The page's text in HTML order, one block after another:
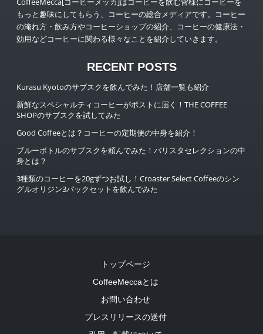
もっと趣味にしてもらう、コーヒーの総合メディアです。コーヒー
の淹れ方・飲み方やコーヒーショップの紹介、コーヒーの健康法・
効用などコーヒーに関わる様々なことを紹介していきます。
RECENT POSTS
Kurasu Kyotoのサブスクを飲んでみた！店舗一覧も紹介
新鮮なスペシャルティコーヒーがポストに届く！THE COFFEE
SHOPのサブスクを試してみた
Good Coffeeとは？コーヒーの定期便の中身を紹介！
ブルーボトルのサブスクを頼んでみた！バリスタセレクションの中
身とは？
3種類のコーヒーを20gずつお試し！Croaster Select Coffeeのシン
グルオリジン3パックセットを飲んでみた
トップページ
CoffeeMeccaとは
お問い合わせ
プレスリリースの送付